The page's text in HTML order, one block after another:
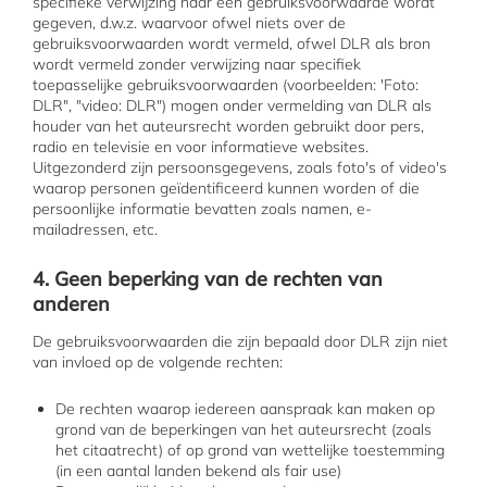
gegeven, d.w.z. waarvoor ofwel niets over de
gebruiksvoorwaarden wordt vermeld, ofwel DLR als bron
wordt vermeld zonder verwijzing naar specifiek
toepasselijke gebruiksvoorwaarden (voorbeelden: 'Foto:
DLR", "video: DLR") mogen onder vermelding van DLR als
houder van het auteursrecht worden gebruikt door pers,
radio en televisie en voor informatieve websites.
Uitgezonderd zijn persoonsgegevens, zoals foto's of video's
waarop personen geïdentificeerd kunnen worden of die
persoonlijke informatie bevatten zoals namen, e-
mailadressen, etc.
4. Geen beperking van de rechten van
anderen
De gebruiksvoorwaarden die zijn bepaald door DLR zijn niet
van invloed op de volgende rechten:
De rechten waarop iedereen aanspraak kan maken op
grond van de beperkingen van het auteursrecht (zoals
het citaatrecht) of op grond van wettelijke toestemming
(in een aantal landen bekend als fair use)